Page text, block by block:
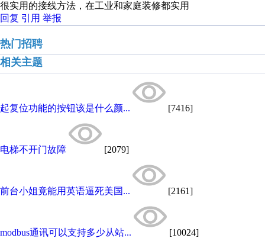
很实用的接线方法，在工业和家庭装修都实用
回复 引用 举报
热门招聘
相关主题
起复位功能的按钮该是什么颜... [7416]
电梯不开门故障 [2079]
前台小姐竟能用英语逼死美国... [2161]
modbus通讯可以支持多少从站... [10024]